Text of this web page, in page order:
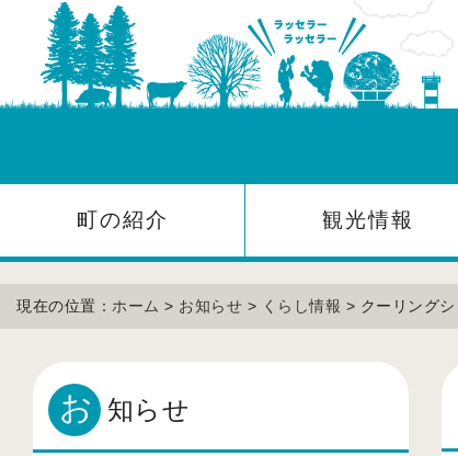
町の紹介 観光情報
現在の位置： ホーム > お知らせ > くらし情報 > クーリング
お 知らせ